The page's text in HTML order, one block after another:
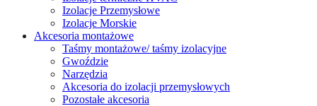
Izolacje Przemysłowe
Izolacje Morskie
Akcesoria montażowe
Taśmy montażowe/ taśmy izolacyjne
Gwoździe
Narzędzia
Akcesoria do izolacji przemysłowych
Pozostałe akcesoria